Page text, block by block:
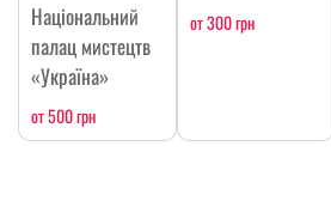
Національний
палац мистецтв
«Україна»
от 500 грн
от 300 грн